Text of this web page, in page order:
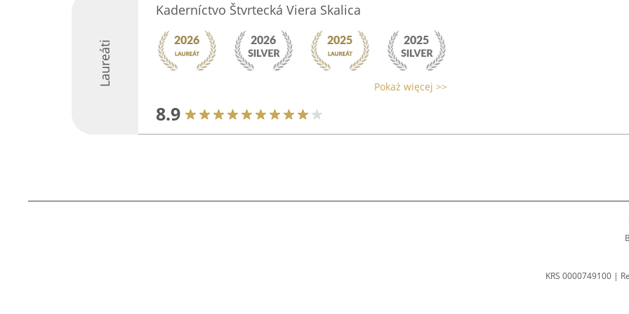
Laureáti
Kaderníctvo Štvrtecká Viera Skalica
Pokaż więcej >>
8.9
KRS 0000749100 |